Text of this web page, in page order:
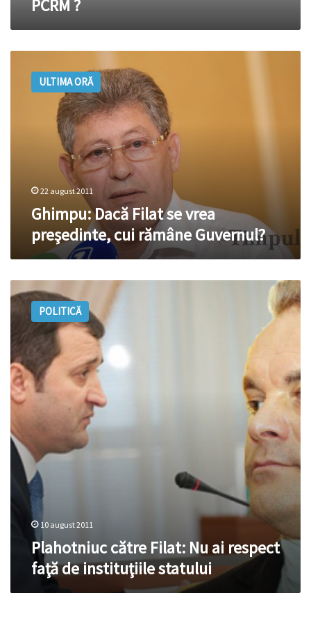
PCRMPCRM ?
Dacă
preşedinte,
ULTIMA ORĂ
22 august 2011
Ghimpu: Dacă Filat se vrea
preşedinte, cui rămâne Guvernul?
Plahotniuc
către
Filat:
ai
respect
faţă
de
instituţiile
statului
POLITICĂ
10 august 2011
Plahotniuc către Filat: Nu ai respect
faţă de instituţiile statului